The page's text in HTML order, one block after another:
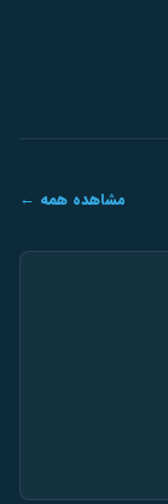
مشاهده همه ←